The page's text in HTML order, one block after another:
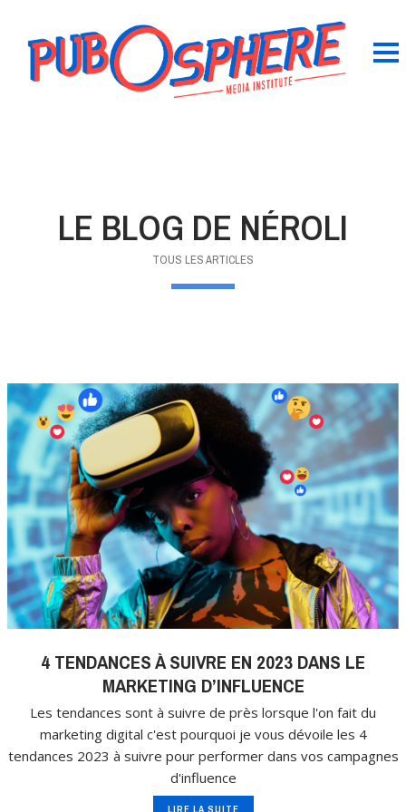
LE BLOG DE NÉROLI
TOUS LES ARTICLES
4 TENDANCES À SUIVRE EN 2023 DANS LE
MARKETING D’INFLUENCE
Les tendances sont à suivre de près lorsque l'on fait du
marketing digital c'est pourquoi je vous dévoile les 4
tendances 2023 à suivre pour performer dans vos campagnes
d'influence
LIRE LA SUITE